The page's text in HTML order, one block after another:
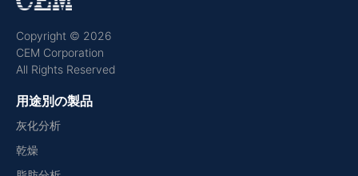
Copyright © 2026
CEM Corporation
All Rights Reserved
用途別の製品
灰化分析
乾燥